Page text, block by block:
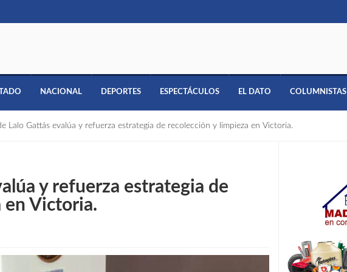
NACIONAL DEPORTES ESPECTÁCULOS EL DATO COLUMNISTAS
Lalo Gattás evalúa y refuerza estrategia de recolección y limpieza en Victoria.
y refuerza estrategia de
en Victoria.